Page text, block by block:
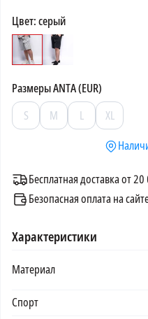
Цвет:серый
РазмерыANTA (EUR)
S
M L
XL
Бесплатная доставка от
Безопасная оплата на
Характеристики
Материал
Спорт